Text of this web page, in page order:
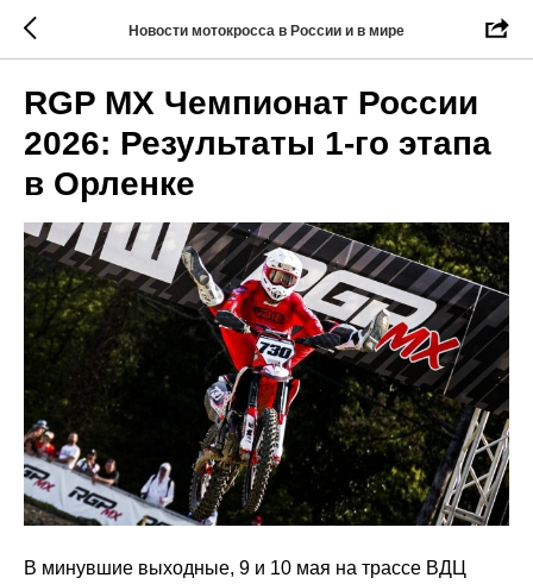
Новости мотокросса в России и в мире
RGP MX Чемпионат России
2026: Результаты 1-го этапа
в Орленке
В минувшие выходные, 9 и 10 мая на трассе ВДЦ